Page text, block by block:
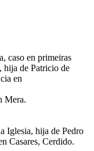
caso en primeiras
hija de Patricio de
en
Mera.
Iglesia, hija de Pedro
Casares, Cerdido.